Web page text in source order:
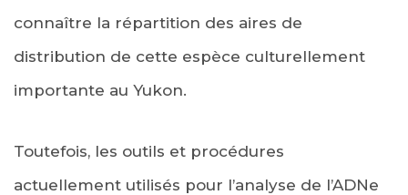
connaître la répartition des aires de
distribution de cette espèce culturellement
importante au Yukon.
Toutefois, les outils et procédures
actuellement utilisés pour l’analyse de l’ADNe